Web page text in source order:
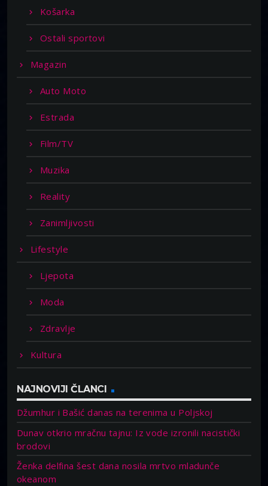
Košarka
Ostali sportovi
Magazin
Auto Moto
Estrada
Film/TV
Muzika
Reality
Zanimljivosti
Lifestyle
Ljepota
Moda
Zdravlje
Kultura
NAJNOVIJI ČLANCI
Džumhur i Bašić danas na terenima u Poljskoj
Dunav otkrio mračnu tajnu: Iz vode izronili nacistički
brodovi
Ženka delfina šest dana nosila mrtvo mladunče
okeanom